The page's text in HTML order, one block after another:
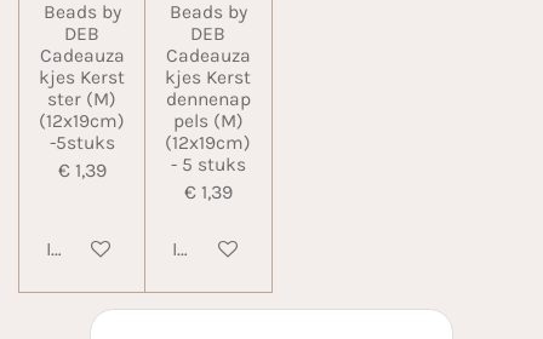
Beads by
DEB
Cadeauza
kjes Kerst
ster (M)
(12x19cm)
-5stuks
€ 1,39
In winkelwagen
Beads by
DEB
Cadeauza
kjes Kerst
dennenap
pels (M)
(12x19cm)
- 5 stuks
€ 1,39
In winkelwagen